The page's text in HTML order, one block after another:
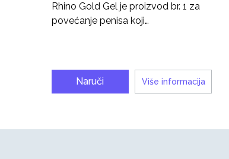
Rhino Gold Gel je proizvod br. 1 za
povećanje penisa koji…
Naruči Više informacija